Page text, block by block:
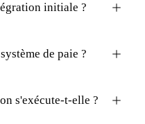
initiale ?
de paie ?
s'exécute-t-elle ?